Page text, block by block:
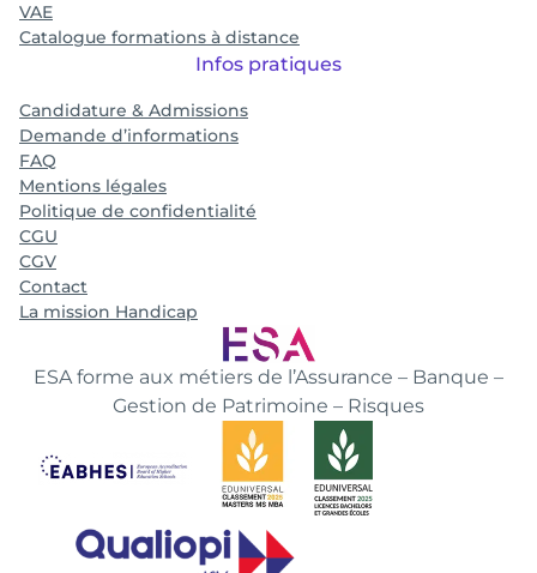
ESA forme aux métiers de l’Assurance – Banque –
Gestion de Patrimoine – Risques
VAE
Catalogue formations à distance
Infos pratiques
Candidature & Admissions
Demande d’informations
FAQ
Mentions légales
Politique de confidentialité
CGU
CGV
Contact
La mission Handicap